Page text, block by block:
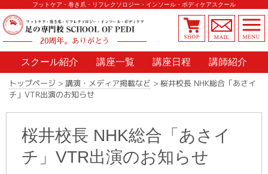
フットケア・巻き爪・リフレクソロジー・インソール・ボディケアスクール
20周年。ありがとう
スクール紹介 講座一覧 講座日程 講師紹介
トップページ> 講演・メディア掲載など > 桜井校長 NHK総合「あさイ
チ」VTR出演のお知らせ
桜井校長 NHK総合「あさイ
チ」VTR出演のお知らせ